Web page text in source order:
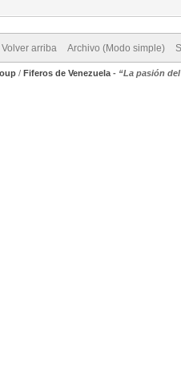
Volver arriba Archivo (Modo simple)
/ Fiferos de Venezuela- “La pasión